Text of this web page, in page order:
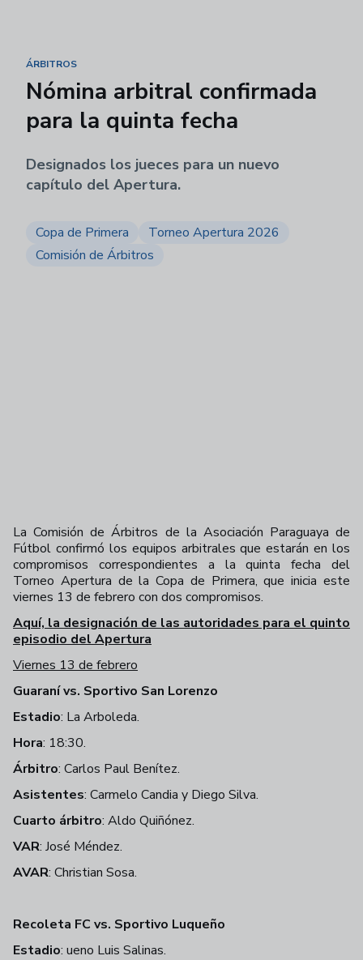
ÁRBITROS
Nómina arbitral confirmada
para la quinta fecha
Designados los jueces para un nuevo
capítulo del Apertura.
Copa de Primera
Torneo Apertura 2026
Comisión de Árbitros
La Comisión de Árbitros de la Asociación Paraguaya de
Fútbol confirmó los equipos arbitrales que estarán en los
compromisos correspondientes a la quinta fecha del
Torneo Apertura de la Copa de Primera, que inicia este
viernes 13 de febrero con dos compromisos.
Aquí, la designación de las autoridades para el quinto
episodio del Apertura
Viernes 13 de febrero
Guaraní vs. Sportivo San Lorenzo
Estadio: La Arboleda.
Hora: 18:30.
Árbitro: Carlos Paul Benítez.
Asistentes: Carmelo Candia y Diego Silva.
Cuarto árbitro: Aldo Quiñónez.
VAR: José Méndez.
AVAR: Christian Sosa.
Recoleta FC vs. Sportivo Luqueño
Estadio: ueno Luis Salinas.